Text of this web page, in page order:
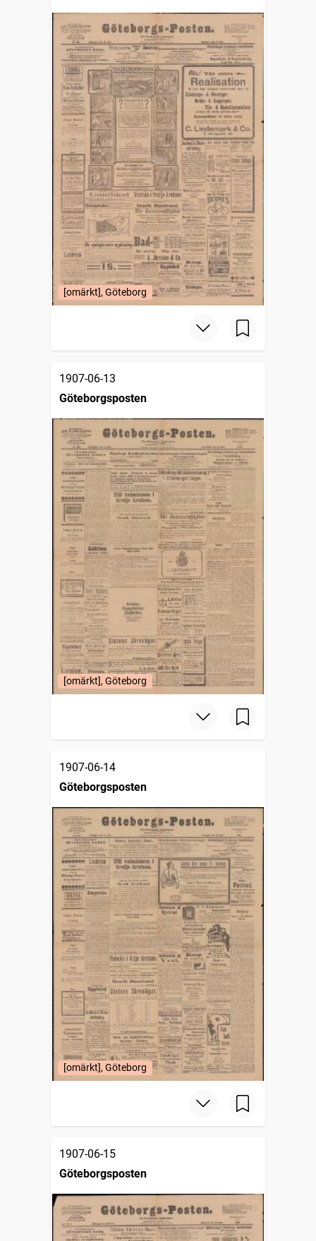
[omärkt], Göteborg
1907-06-13
Göteborgsposten
[omärkt], Göteborg
1907-06-14
Göteborgsposten
[omärkt], Göteborg
1907-06-15
Göteborgsposten